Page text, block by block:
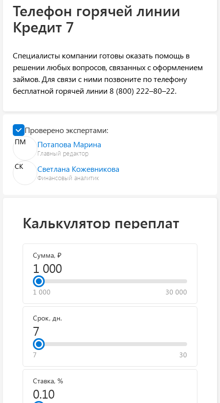
Телефон горячей линии
Кредит 7
Специалисты компании готовы оказать помощь в
решении любых вопросов, связанных с оформлением
займов. Для связи с ними позвоните по телефону
бесплатной горячей линии 8 (800) 222–80–22.
Проверено экспертами:
ПМ Потапова Марина
Главный редактор
СК Светлана Кожевникова
Финансовый аналитик
Калькулятор переплат
Сумма, ₽
1 000 30 000
Срок, дн.
7 30
Ставка, %